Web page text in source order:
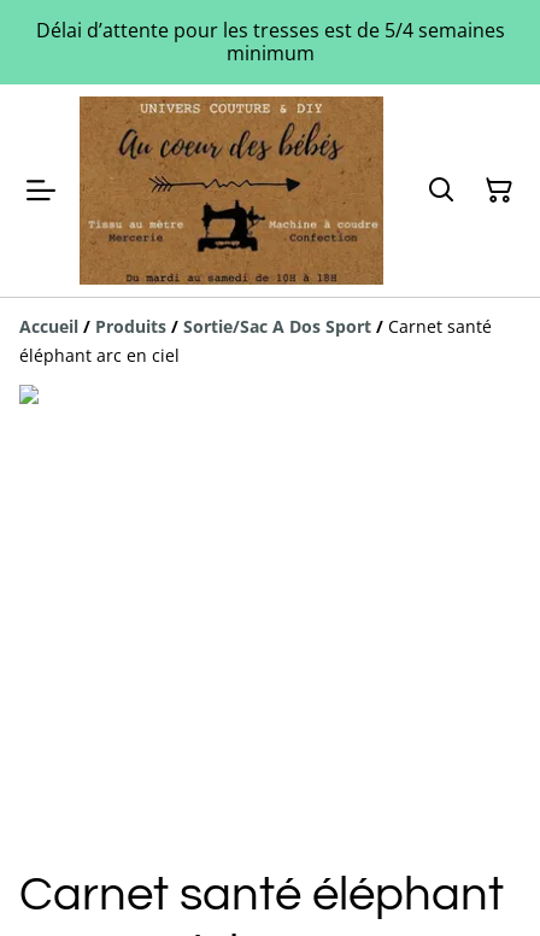
Délai d’attente pour les tresses est de 5/4 semaines
minimum
Accueil / Produits / Sortie/Sac A Dos Sport / Carnet santé
éléphant arc en ciel
Carnet santé éléphant